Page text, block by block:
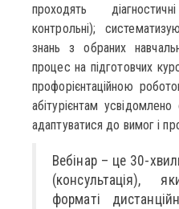
проходять
контрольні);
знань з обраних
процес на підготовчих
профорієнтаційною
абітурієнтам
адаптуватися до вимог і
Вебінар – це 30-
(консультація),
форматі